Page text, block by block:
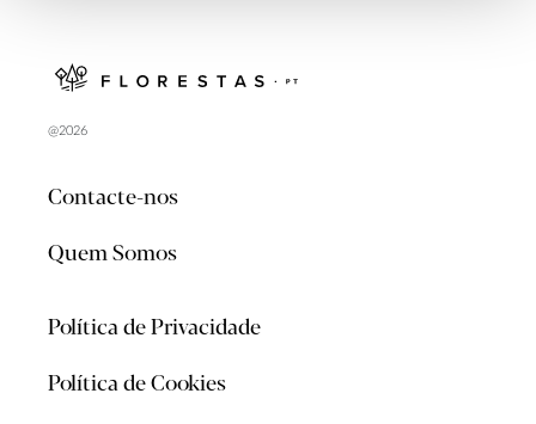
@2026
Contacte-nos
Quem Somos
Política de Privacidade
Política de Cookies